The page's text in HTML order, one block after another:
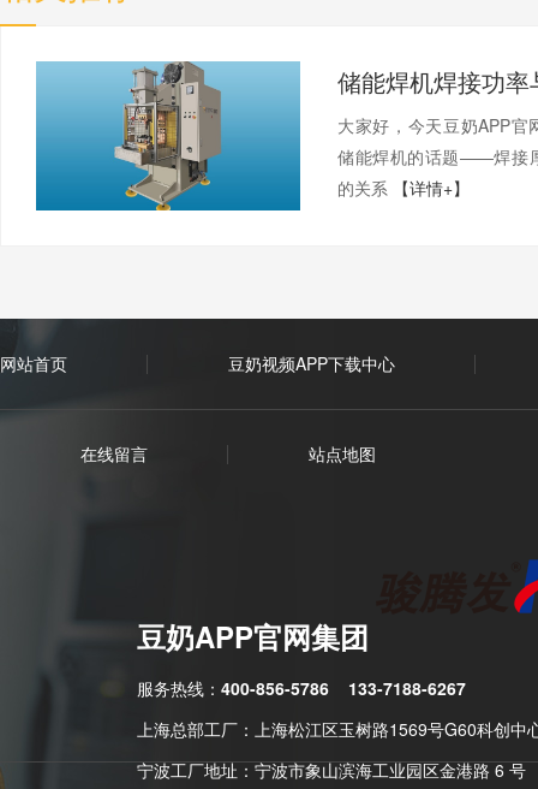
大家好，今天豆奶APP
储能焊机的话题——焊接
的关系 【详情+】
网站首页 豆奶视频APP下载中心
在线留言 站点地图
豆奶APP官网集团
服务热线： 400-856-5786
133-7188-6267
上海总部工厂：上海松江区玉树路1569号G60科创
宁波工厂地址：宁波市象山滨海工业园区金港路 6 号